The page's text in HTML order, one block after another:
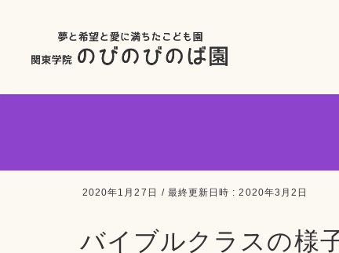
2020年1月27日 / 最終更新日時 :2020年3月2日
バイブルクラスの様